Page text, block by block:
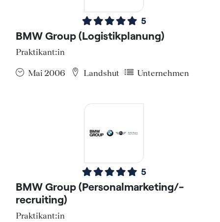
5
BMW Group (Logistikplanung)
Praktikant:in
Mai 2006 Landshut Unternehmen
5
BMW Group (Personalmarketing/-
recruiting)
Praktikant:in